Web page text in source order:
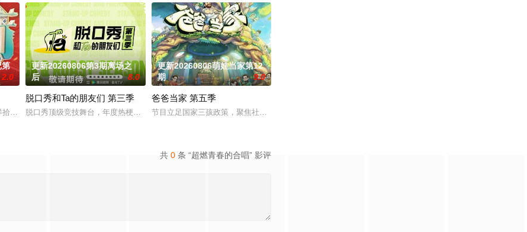
见招拆招，畅聊人生的酸甜苦辣。观察团已就位，等你一起来“当家”！
2.0
拾光”的氛围中，打造一家独具风格特色的田园餐厅。内容场景上，除餐厅本体外，还将设置家禽、鲜蔬、河鲜等不同餐厅区域，合伙人需要开拓经营思路
更新20260806第3期离场之
后
8.0
脱口秀和Ta的朋友们 第三季
脱口秀顶级竞技舞台，年度热梗发源地，2026夏天准时快乐
更新20260806萌娃当家第12
期
9.0
爸爸当家 第五季
节目立足国家三孩政策，聚焦社会“全职爸爸”育儿现象，邀请全职照顾孩子的四位爸爸，开启一场长达100天
共 0 条 “超燃青春的合唱” 影评